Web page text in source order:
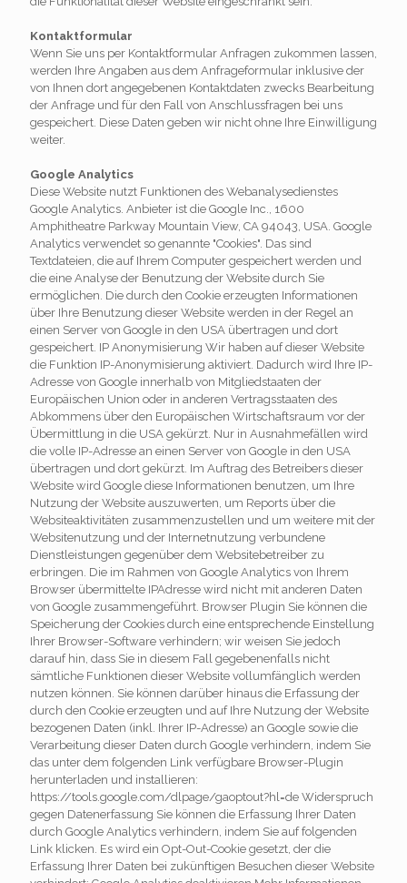
Kontaktformular
Wenn Sie uns per Kontaktformular Anfragen zukommen lassen,
werden Ihre Angaben aus dem Anfrageformular inklusive der
von Ihnen dort angegebenen Kontaktdaten zwecks Bearbeitung
der Anfrage und für den Fall von Anschlussfragen bei uns
gespeichert. Diese Daten geben wir nicht ohne Ihre Einwilligung
weiter.
Google Analytics
Diese Website nutzt Funktionen des Webanalysedienstes
Google Analytics. Anbieter ist die Google Inc., 1600
Amphitheatre Parkway Mountain View, CA 94043, USA. Google
Analytics verwendet so genannte "Cookies". Das sind
Textdateien, die auf Ihrem Computer gespeichert werden und
die eine Analyse der Benutzung der Website durch Sie
ermöglichen. Die durch den Cookie erzeugten Informationen
über Ihre Benutzung dieser Website werden in der Regel an
einen Server von Google in den USA übertragen und dort
gespeichert. IP Anonymisierung Wir haben auf dieser Website
die Funktion IP-Anonymisierung aktiviert. Dadurch wird Ihre IP-
Adresse von Google innerhalb von Mitgliedstaaten der
Europäischen Union oder in anderen Vertragsstaaten des
Abkommens über den Europäischen Wirtschaftsraum vor der
Übermittlung in die USA gekürzt. Nur in Ausnahmefällen wird
die volle IP-Adresse an einen Server von Google in den USA
übertragen und dort gekürzt. Im Auftrag des Betreibers dieser
Website wird Google diese Informationen benutzen, um Ihre
Nutzung der Website auszuwerten, um Reports über die
Websiteaktivitäten zusammenzustellen und um weitere mit der
Websitenutzung und der Internetnutzung verbundene
Dienstleistungen gegenüber dem Websitebetreiber zu
erbringen. Die im Rahmen von Google Analytics von Ihrem
Browser übermittelte IPAdresse wird nicht mit anderen Daten
von Google zusammengeführt. Browser Plugin Sie können die
Speicherung der Cookies durch eine entsprechende Einstellung
Ihrer Browser-Software verhindern; wir weisen Sie jedoch
darauf hin, dass Sie in diesem Fall gegebenenfalls nicht
sämtliche Funktionen dieser Website vollumfänglich werden
nutzen können. Sie können darüber hinaus die Erfassung der
durch den Cookie erzeugten und auf Ihre Nutzung der Website
bezogenen Daten (inkl. Ihrer IP-Adresse) an Google sowie die
Verarbeitung dieser Daten durch Google verhindern, indem Sie
das unter dem folgenden Link verfügbare Browser-Plugin
herunterladen und installieren:
https://tools.google.com/dlpage/gaoptout?hl=de Widerspruch
gegen Datenerfassung Sie können die Erfassung Ihrer Daten
durch Google Analytics verhindern, indem Sie auf folgenden
Link klicken. Es wird ein Opt-Out-Cookie gesetzt, der die
Erfassung Ihrer Daten bei zukünftigen Besuchen dieser Website